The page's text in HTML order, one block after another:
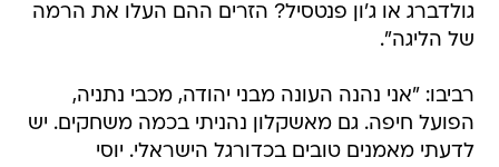
גולדברג או ג'ון פנטסיל? הזרים ההם העלו את הרמה
של הליגה".
רביבו: "אני נהנה העונה מבני יהודה, מכבי נתניה,
הפועל חיפה. גם מאשקלון נהניתי בכמה משחקים. יש
לדעתי מאמנים טובים בכדורגל הישראלי. יוסי